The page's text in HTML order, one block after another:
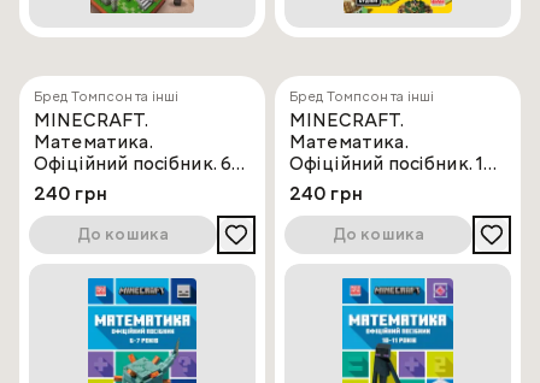
Бред Томпсон та інші
MINECRAFT.
Математика.
Офіційний посібник. 6-
7 років
240 грн
До кошика
Бред Томпсон та інші
MINECRAFT.
Математика.
Офіційний посібник. 10-
11 років
240 грн
До кошика